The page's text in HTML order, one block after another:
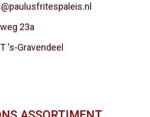
23a
's-Gravendeel